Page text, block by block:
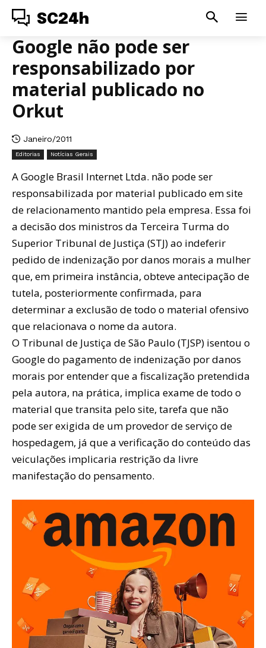
SC24h
Google não pode ser
responsabilizado por
material publicado no
Orkut
Janeiro/2011
Editorias Notícias Gerais
A Google Brasil Internet Ltda. não pode ser
responsabilizada por material publicado em site
de relacionamento mantido pela empresa. Essa foi
a decisão dos ministros da Terceira Turma do
Superior Tribunal de Justiça (STJ) ao indeferir
pedido de indenização por danos morais a mulher
que, em primeira instância, obteve antecipação de
tutela, posteriormente confirmada, para
determinar a exclusão de todo o material ofensivo
que relacionava o nome da autora.
O Tribunal de Justiça de São Paulo (TJSP) isentou o
Google do pagamento de indenização por danos
morais por entender que a fiscalização pretendida
pela autora, na prática, implica exame de todo o
material que transita pelo site, tarefa que não
pode ser exigida de um provedor de serviço de
hospedagem, já que a verificação do conteúdo das
veiculações implicaria restrição da livre
manifestação do pensamento.